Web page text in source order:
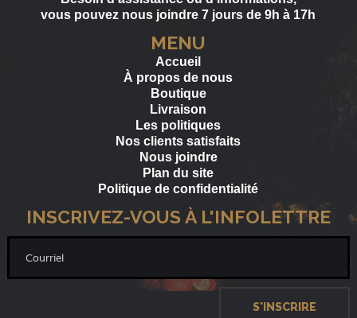
vous pouvez nous joindre 7 jours de 9h à 17h
MENU
Accueil
À propos de nous
Boutique
Livraison
Les politiques
Nos clients satisfaits
Nous joindre
Plan du site
Politique de confidentialité
INSCRIVEZ-VOUS À L'INFOLETTRE